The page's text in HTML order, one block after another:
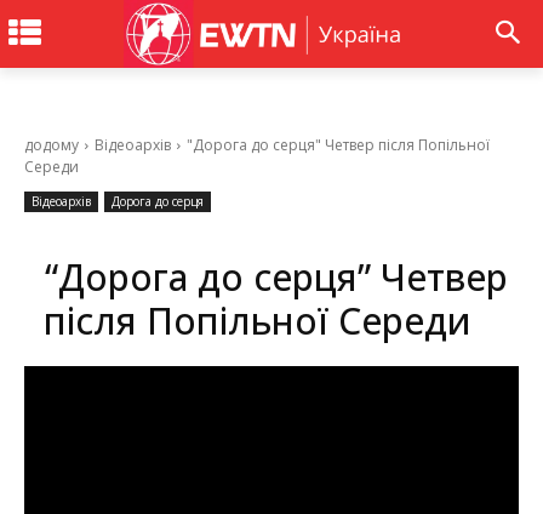
додому Відеоархів
"Дорога до серця" Четвер після Попільної
Середи
Відеоархів Дорога до серця
“Дорога до серця” Четвер
після Попільної Середи